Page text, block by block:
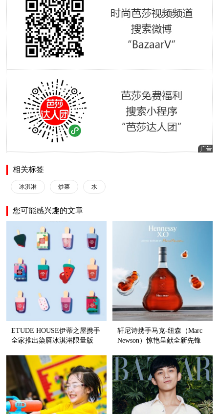
相关标签
冰淇淋 炒菜 水
您可能感兴趣的文章
ETUDE HOUSE伊蒂之屋携手
全家推出染唇冰淇淋限量版
轩尼诗携手马克-纽森（Marc
Newson）惊艳呈献全新先锋